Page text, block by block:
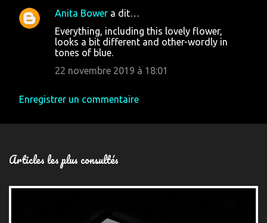
Anita Bower a dit…
Everything, including this lovely flower,
looks a bit different and other-wordly in
tones of blue.
22 novembre 2019 à 18:01
Enregistrer un commentaire
Articles les plus consultés